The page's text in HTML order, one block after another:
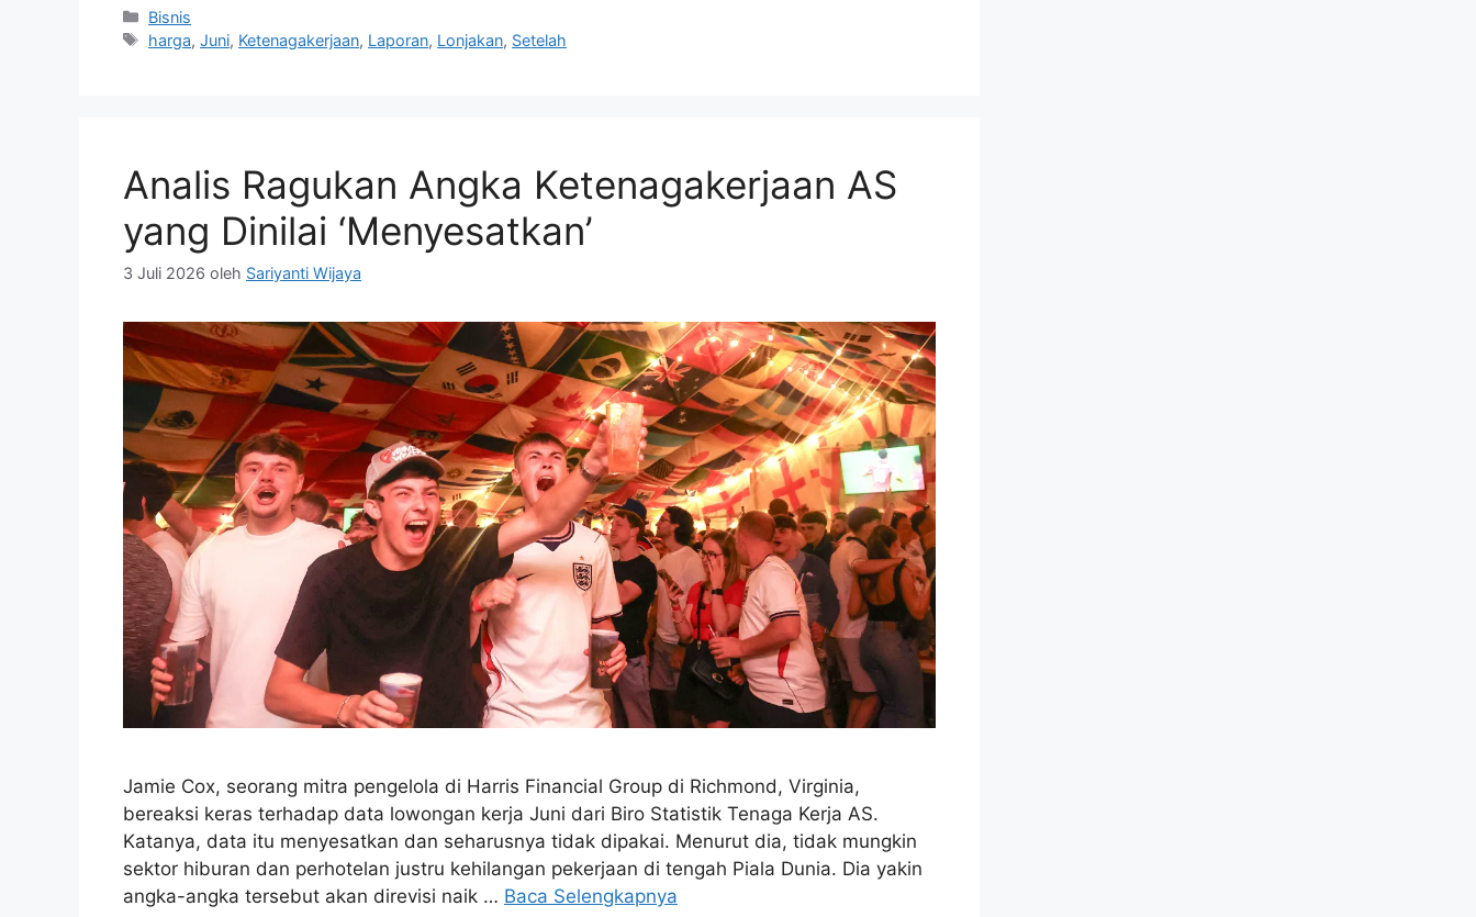
Kategori
Bisnis
Tag
harga,Juni, Ketenagakerjaan, Laporan, Lonjakan, Setelah
Analis Ragukan Angka Ketenagakerjaan AS
yang Dinilai ‘Menyesatkan’
3 Juli 2026 oleh Sariyanti Wijaya
Jamie Cox, seorang mitra pengelola di Harris Financial Group di Richmond, Virginia,
bereaksi keras terhadap data lowongan kerja Juni dari Biro Statistik Tenaga Kerja AS.
Katanya, data itu menyesatkan dan seharusnya tidak dipakai. Menurut dia, tidak mungkin
sektor hiburan dan perhotelan justru kehilangan pekerjaan di tengah Piala Dunia. Dia yakin
angka-angka tersebut akan direvisi naik … Baca Selengkapnya